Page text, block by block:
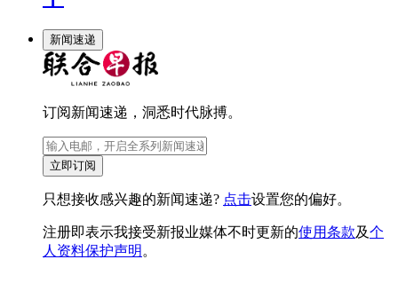
新闻速递
订阅新闻速递，洞悉时代脉搏。
立即订阅
只想接收感兴趣的新闻速递? 点击设置您的偏好。
注册即表示我接受新报业媒体不时更新的使用条款及个
人资料保护声明 。